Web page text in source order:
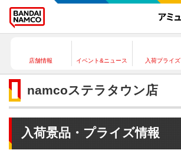
店舗情報 イベント&ニュース 入荷プライズ
namcoステラタウン店
入荷景品・プライズ情報